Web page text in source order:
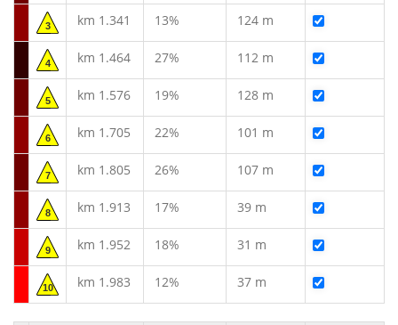
3 km 1.341 13% 124 m
4 km 1.464 27% 112 m
5 km 1.576 19% 128 m
6 km 1.705 22% 101 m
7 km 1.805 26% 107 m
8 km 1.913 17% 39 m
9 km 1.952 18% 31 m
10 km 1.983 12% 37 m